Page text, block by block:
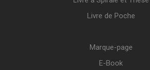
Livre de Poche
Marque-page
E-Book